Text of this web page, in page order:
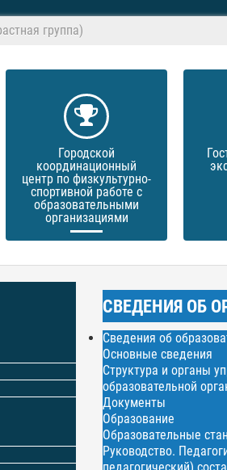
группа)
Городской
координационный
центр по физкультурно-
спортивной работе с
образовательными
организациями
СВЕДЕНИЯ ОБ
Сведения об
Основные сведения
Структура и органы
образовательной
Документы
Образование
Образовательные
Руководство.